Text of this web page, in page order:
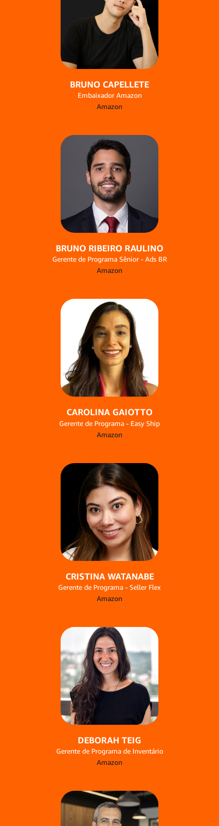
BRUNO CAPELLETE
Embaixador Amazon
Amazon
BRUNO RIBEIRO RAULINO
Gerente de Programa Sênior - Ads BR
Amazon
CAROLINA GAIOTTO
Gerente de Programa - Easy Ship
Amazon
CRISTINA WATANABE
Gerente de Programa - Seller Flex
Amazon
DEBORAH TEIG
Gerente de Programa de Inventário
Amazon